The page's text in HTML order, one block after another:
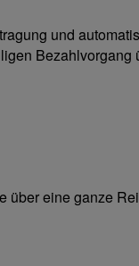
und
Bezahlvorgang
über eine ganze